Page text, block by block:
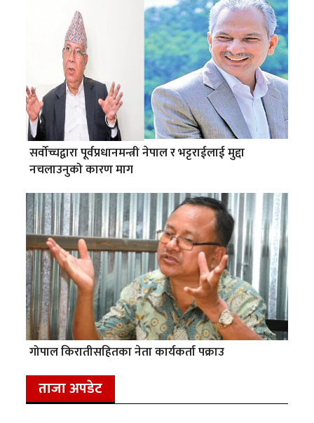
सर्वोच्चद्वारा पूर्वप्रधानमन्त्री नेपाल र भट्टराईलाई मुद्दा
नचलाउनुको कारण माग
गोपाल किरातीसहितका नेता कार्यकर्ता पक्राउ
ताजा अपडेट